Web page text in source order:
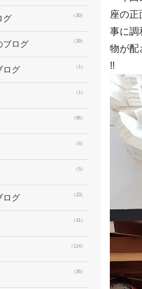
グ （30）
ブログ （39）
ログ （1）
（1）
（96）
（6）
（5）
ログ （23）
（41）
（114）
（36）
座の
事に調
物が配
!!